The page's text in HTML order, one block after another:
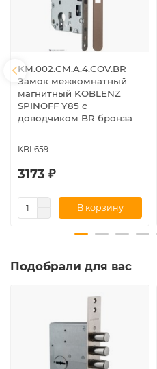
KM.002.CM.A.4.COV.BR
Замок межкомнатный
магнитный KOBLENZ
SPINOFF Y85 с
доводчиком BR бронза
KBL659
3173 ₽
В корзину
Подобрали для вас